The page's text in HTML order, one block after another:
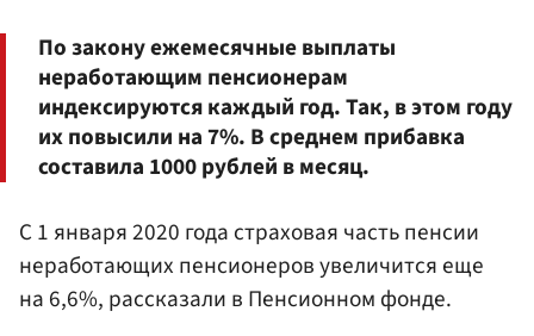
По закону ежемесячные выплаты
неработающим пенсионерам
индексируются каждый год. Так, в этом году
их повысили на 7%. В среднем прибавка
составила 1000 рублей в месяц.
С 1 января 2020 года страховая часть пенсии
неработающих пенсионеров увеличится еще
на 6,6%, рассказали в Пенсионном фонде.